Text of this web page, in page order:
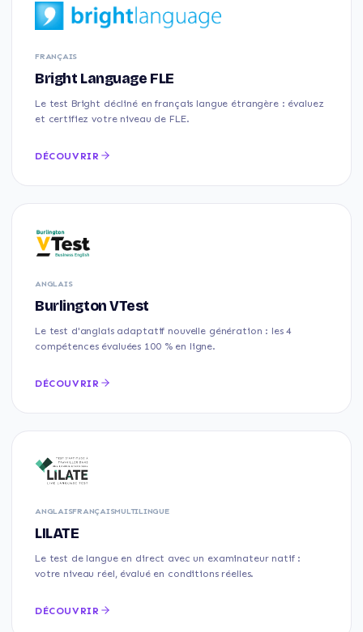
FRANÇAIS
Bright Language FLE
Le test Bright décliné en français langue étrangère : évaluez
et certifiez votre niveau de FLE.
DÉCOUVRIR
ANGLAIS
Burlington VTest
Le test d'anglais adaptatif nouvelle génération : les 4
compétences évaluées 100 % en ligne.
DÉCOUVRIR
ANGLAISFRANÇAISMULTILINGUE
LILATE
Le test de langue en direct avec un examinateur natif :
votre niveau réel, évalué en conditions réelles.
DÉCOUVRIR